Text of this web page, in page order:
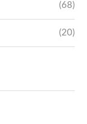
(68)
(20)